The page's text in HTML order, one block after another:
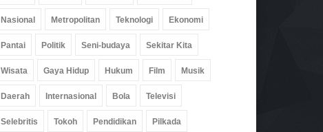
Nasional Metropolitan Teknologi Ekonomi
Pantai Politik Seni-budaya Sekitar Kita
Wisata Gaya Hidup Hukum Film Musik
Daerah Internasional Bola Televisi
Selebritis Tokoh Pendidikan Pilkada